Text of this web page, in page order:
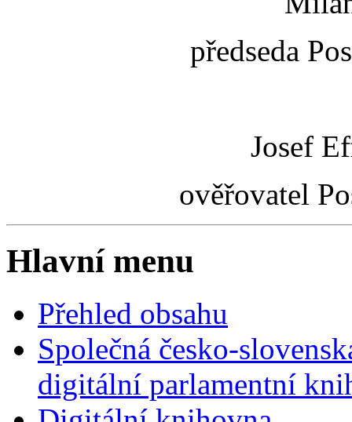
předseda
Josef
ověřovatel
Hlavní menu
Přehled obsahu
Společná česko-
digitální parlamentní